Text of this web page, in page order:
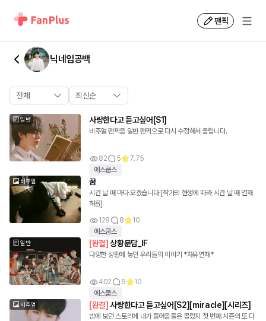
팬픽
팬
러
스
닉
네
임
공
백
님
이
작
닉네임공백
전체 최신순
일반 사랑한다고 듣고싶어[S1]
비주얼 팬픽을 일반 팬픽으로 다시 수정해서 올립니다.
에스쿱스
82 5 7.75
비주얼 꿈
시간 날 때 마다 오겠습니다 [작가의 현생에 따라 시간 날 때 연재
해욥]
에스쿱스
128 8 10
일반 [완결]상황문답_IF
다양한 상황에 놓인 우리들의 이야기 *자유연재*
에스쿱스
402 5 10
비주얼 [완결]사랑한다고 듣고싶어[S2][miracle][시리즈]
밤에 보던 스토리에 내가 들어올줄은 몰랐지 첫 번째 시즌의 또 다